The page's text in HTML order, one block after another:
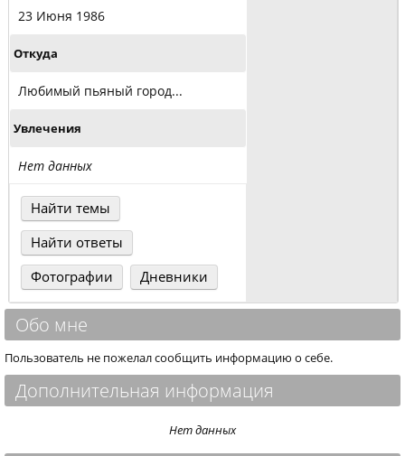
23 Июня 1986
Откуда
Любимый пьяный город...
Увлечения
Нет данных
Найти темы
Найти ответы
Фотографии
Дневники
Обо мне
Пользователь не пожелал сообщить информацию о себе.
Дополнительная информация
Нет данных